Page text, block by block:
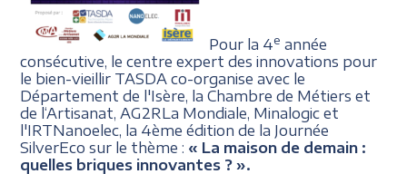
Pour la 4e année
consécutive, le centre expert des innovations pour
le bien-vieillir TASDA co-organise avec le
Département de l'Isère, la Chambre de Métiers et
de l‘Artisanat, AG2RLa Mondiale, Minalogic et
l'IRTNanoelec, la 4ème édition de la Journée
SilverEco sur le thème : « La maison de demain :
quelles briques innovantes ? ».